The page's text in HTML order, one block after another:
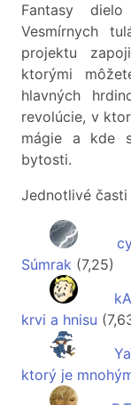
Fantasy
Vesmírnych
projektu
ktorými
hlavných
revolúcie, v
mágie a kde
bytosti.
Jednotlivé
Súmrak (7,25)
krvi a hnisu
ktorý je